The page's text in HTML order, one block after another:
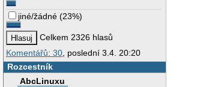
jiné/žádné (23%)
Celkem 2326 hlasů
Komentářů: 30 , poslední 3.4. 20:20
Rozcestník
AbcLinuxu